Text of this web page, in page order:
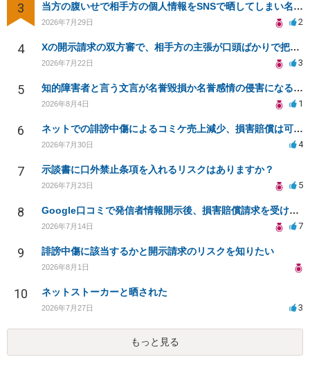
3 当方の腹いせで相手方の個人情報をSNSで晒してしまい名誉毀損させてしまったかもしれない
2026年7月29日 2
4 Xの開示請求の双方審で、相手方の主張が口頭ばかりで把握しきれません
2026年7月22日 3
5 知的障害者と言う文言が名誉毀損か名誉感情の侵害になるか教えてほしい。
2026年8月4日 1
6 ネットでの誹謗中傷によるコミケ売上減少、損害賠償は可能か？
2026年7月30日 4
7 示談書に口外禁止条項を入れるリスクはありますか？
2026年7月23日 5
8 Google口コミで発信者情報開示後、損害賠償請求を受けています。示談について相談です。
2026年7月14日 7
9 誹謗中傷に該当するかと開示請求のリスクを知りたい
2026年8月1日
10 ネットストーカーと晒された
2026年7月27日 3
もっと見る